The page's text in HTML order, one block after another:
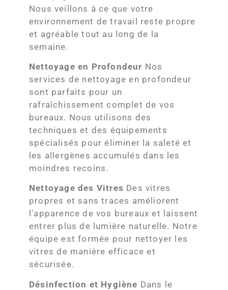
Nous veillons à ce que votre
environnement de travail reste propre
et agréable tout au long de la
semaine.
Nettoyage en Profondeur Nos
services de nettoyage en profondeur
sont parfaits pour un
rafraîchissement complet de vos
bureaux. Nous utilisons des
techniques et des équipements
spécialisés pour éliminer la saleté et
les allergènes accumulés dans les
moindres recoins.
Nettoyage des Vitres Des vitres
propres et sans traces améliorent
l’apparence de vos bureaux et laissent
entrer plus de lumière naturelle. Notre
équipe est formée pour nettoyer les
vitres de manière efficace et
sécurisée.
Désinfection et Hygiène Dans le